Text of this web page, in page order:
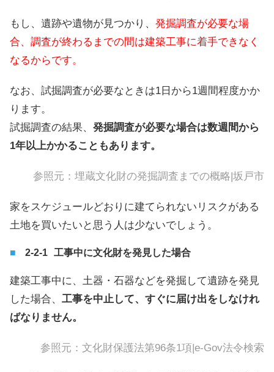
もし、遺跡や遺物が見つかり、 発掘調査が必要な場
合、調査が終わるまでの間は建築工事に着手できなく
なるからです。
なお、試掘調査が必要なときは1日から1週間程度かか
ります。
試掘調査の結果、 発掘調査が必要な場合は数週間から
1年以上かかることもあります。
参照元： 埋蔵文化財の発掘調査までの概略|坂戸市
家をスケジュールどおりに建てられないリスクがある
土地を買いたいと思う人は少ないでしょう。
工事中に文化財を発見した場合
建築工事中に、土器・石器などを発掘して遺跡を発見
した場合、 工事を中止して、すぐに届け出をしなけれ
ばなりません。
参照元： 文化財保護法第96条1項|e-Gov法令検索